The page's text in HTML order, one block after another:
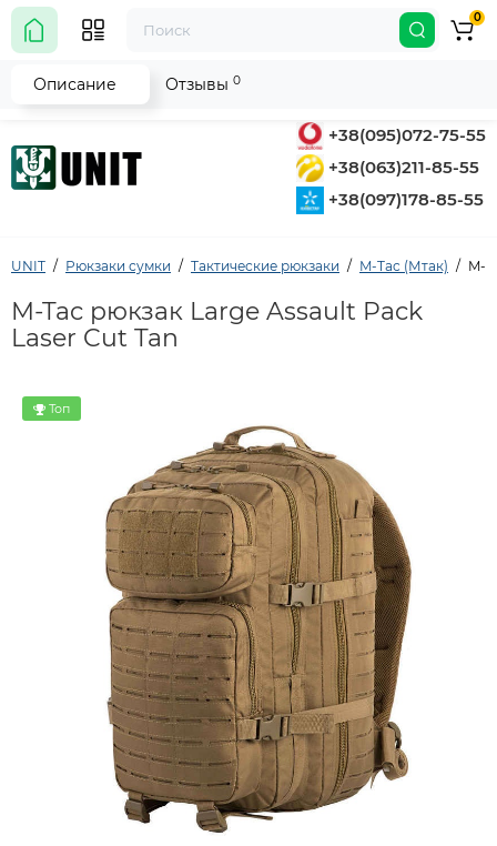
+38(095)072-75-55
+38(063)211-85-55
+38(097)178-85-55
0
UNIT Рюкзаки сумки Тактические рюкзаки M-Tac (Мтак) M-
M-Tac рюкзак Large Assault Pack
Laser Cut Tan
Топ
Описание Отзывы 0